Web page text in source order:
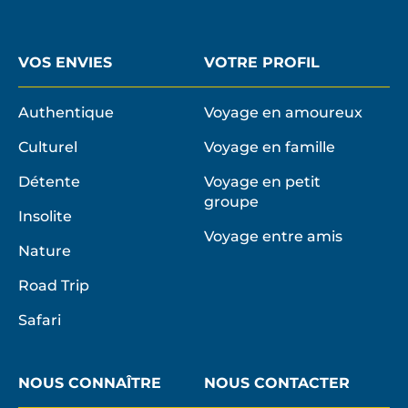
VOS ENVIES
Authentique
Culturel
Détente
Insolite
Nature
Road Trip
Safari
VOTRE PROFIL
Voyage en amoureux
Voyage en famille
Voyage en petit
groupe
Voyage entre amis
NOUS CONNAÎTRE NOUS CONTACTER